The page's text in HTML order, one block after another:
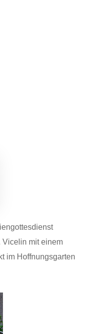
Vicelin mit einem
im Hoffnungsgarten